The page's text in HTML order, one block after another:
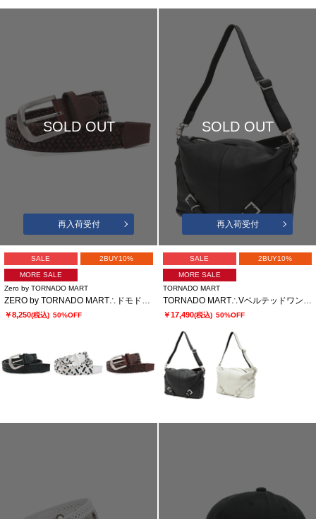
SOLD OUT
再入荷受付
SALE 2BUY10%
MORE SALE
Zero by TORNADO MART
￥8,250(税込) 50%OFF
SOLD OUT
再入荷受付
SALE 2BUY10%
MORE SALE
TORNADO MART
￥17,490(税込) 50%OFF